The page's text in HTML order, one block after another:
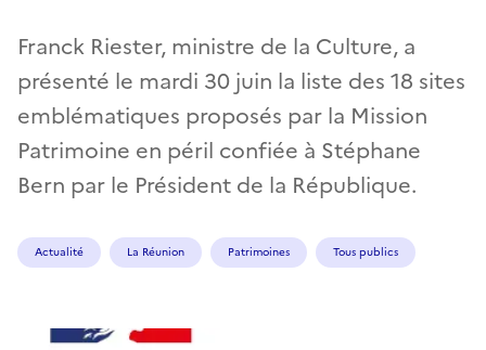
Franck Riester, ministre de la Culture, a
présenté le mardi 30 juin la liste des 18 sites
emblématiques proposés par la Mission
Patrimoine en péril confiée à Stéphane
Bern par le Président de la République.
Actualité La Réunion Patrimoines Tous publics